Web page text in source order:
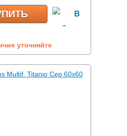
уточняйте